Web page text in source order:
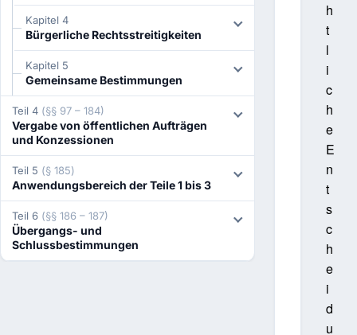
Kapitel 4
Bürgerliche Rechtsstreitigkeiten
Kapitel 5
Gemeinsame Bestimmungen
Teil 4 (§§ 97 – 184)
Vergabe von öffentlichen Aufträgen
und Konzessionen
Teil 5 (§ 185)
Anwendungsbereich der Teile 1 bis 3
Teil 6 (§§ 186 – 187)
Übergangs- und
Schlussbestimmungen
h
t
l
i
c
h
e
E
n
t
s
c
h
e
i
d
u